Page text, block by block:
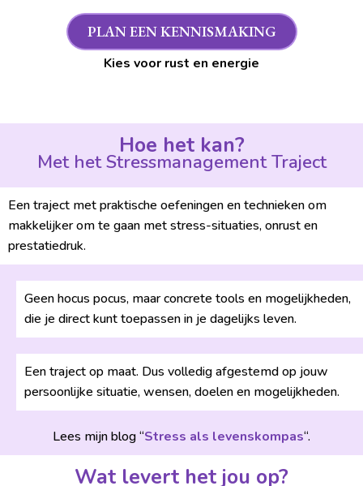
PLAN EEN KENNISMAKING
Kies voor rust en energie
Hoe het kan?
Met het Stressmanagement Traject
Een traject met praktische oefeningen en technieken om
makkelijker om te gaan met stress-situaties, onrust en
prestatiedruk.
Geen hocus pocus, maar concrete tools en mogelijkheden,
die je direct kunt toepassen in je dagelijks leven.
Een traject op maat. Dus volledig afgestemd op jouw
persoonlijke situatie, wensen, doelen en mogelijkheden.
Lees mijn blog “Stress als levenskompas“.
Wat levert het jou op?